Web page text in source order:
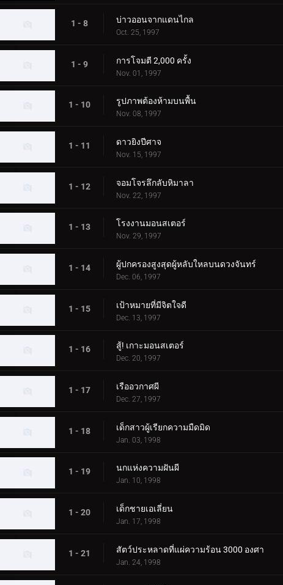
1 - 8 บ่าวออนจากแดนไกล
Oct. 25, 1997
1 - 9 การโจมตี 2,000 ครั้ง
Nov. 01, 1997
1 - 10 รูปภาพต้องห้ามบนพื้น
Nov. 08, 1997
1 - 11 ดาวยิงปีศาจ
Nov. 15, 1997
1 - 12 จอมโจรลึกลับหิมาลา
Nov. 22, 1997
1 - 13 โรงงานมอนสเตอร์
Nov. 29, 1997
1 - 14 ผู้ปกครองสูงสุดผู้หลับใหลบนดวงจันทร์
Dec. 06, 1997
1 - 15 เป้าหมายที่มีจิตใจดี
Dec. 13, 1997
1 - 16 สู้! เกาะมอนสเตอร์
Dec. 20, 1997
1 - 17 เรืออวกาศผี
Dec. 27, 1997
1 - 18 เด็กสาวผู้เรียกความมืดมิด
Jan. 03, 1998
1 - 19 นกแห่งความฝันผี
Jan. 10, 1998
1 - 20 เด็กชายเอเลี่ยน
Jan. 17, 1998
1 - 21 สัตว์ประหลาดที่แผ่ความร้อน 3000 องศา
Jan. 24, 1998